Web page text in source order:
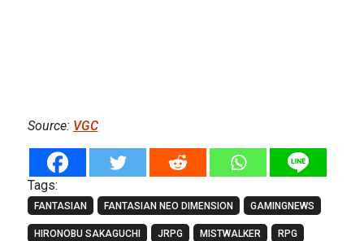
Source: VGC
Tags:
FANTASIAN FANTASIAN NEO DIMENSION GAMINGNEWS
HIRONOBU SAKAGUCHI JRPG MISTWALKER RPG